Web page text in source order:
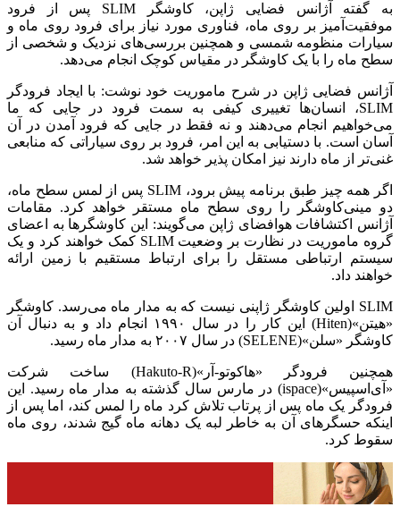
به گفته آژانس فضایی ژاپن، کاوشگر SLIM پس از فرود
موفقیت‌آمیز بر روی ماه، فناوری مورد نیاز برای فرود روی ماه و
سیارات منظومه شمسی و همچنین بررسی‌های نزدیک و شخصی از
سطح ماه را با یک کاوشگر در مقیاس کوچک انجام می‌دهد.
آژانس فضایی ژاپن در شرح ماموریت خود نوشت: با ایجاد فرودگر
SLIM، انسان‌ها تغییری کیفی به سمت فرود در جایی که ما
می‌خواهیم انجام می‌دهند و نه فقط در جایی که فرود آمدن در آن
آسان است. با دستیابی به این امر، فرود بر روی سیاراتی که منابعی
غنی‌تر از ماه دارند نیز امکان پذیر خواهد شد.
اگر همه چیز طبق برنامه پیش برود، SLIM پس از لمس سطح ماه،
دو مینی‌کاوشگر را روی سطح ماه مستقر خواهد کرد. مقامات
آژانس اکتشافات هوافضای ژاپن می‌گویند: این کاوشگرها به اعضای
گروه ماموریت در نظارت بر وضعیت SLIM کمک خواهند کرد و یک
سیستم ارتباطی مستقل را برای ارتباط مستقیم با زمین ارائه
خواهند داد.
SLIM اولین کاوشگر ژاپنی نیست که به مدار ماه می‌رسد. کاوشگر
«هیتن»(Hiten) این کار را در سال ۱۹۹۰ انجام داد و به دنبال آن
کاوشگر «سلن»(SELENE) در سال ۲۰۰۷ به مدار ماه رسید.
همچنین فرودگر «هاکوتو-آر»(Hakuto-R) ساخت شرکت
«آی‌اسپیس»(ispace) در مارس سال گذشته به مدار ماه رسید. این
فرودگر یک ماه پس از پرتاب تلاش کرد ماه را لمس کند، اما پس از
اینکه حسگرهای آن به خاطر لبه یک دهانه ماه گیج شدند، روی ماه
سقوط کرد.